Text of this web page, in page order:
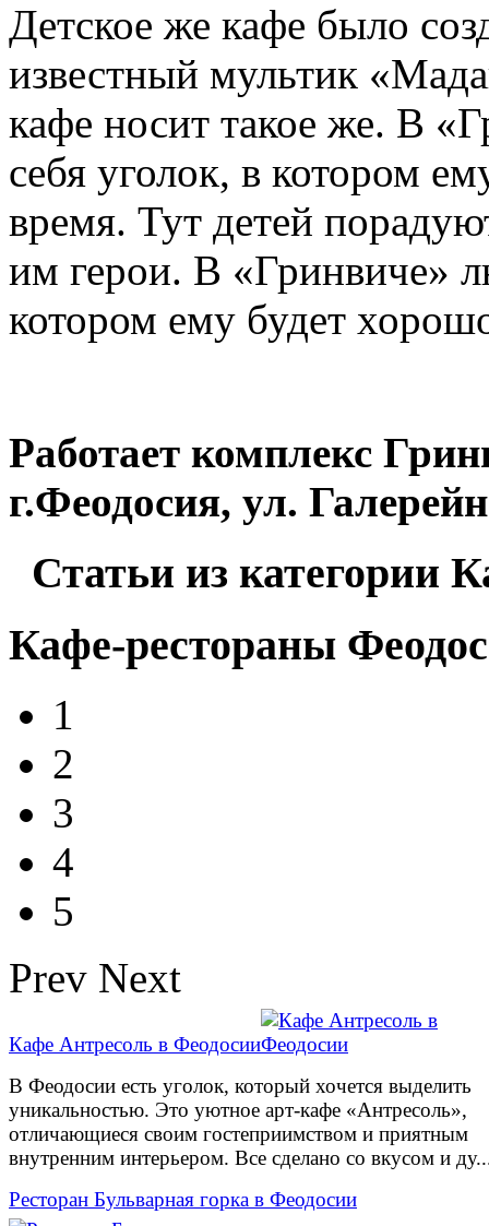
Детское же кафе было
известный мультик
кафе носит такое же. В
себя уголок, в котором
время. Тут детей
им герои. В «Гринвиче»
котором ему будет
Работает комплекс
г.Феодосия, ул.
Статьи из категории
Кафе-рестораны
1
2
3
4
5
Prev Next
Кафе Антресоль в Феодосии
В Феодосии есть уголок, который хочется выделить
уникальностью. Это уютное арт-кафе «Антресоль»,
отличающиеся своим гостеприимством и приятным
внутренним интерьером. Все сделано со вкусом и
Ресторан Бульварная горка в Феодосии